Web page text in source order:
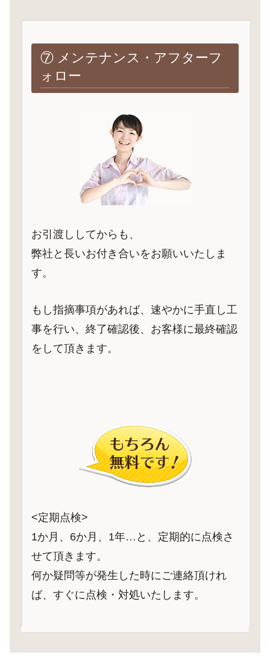
⑦ メンテナンス・アフターフ
ォロー
お引渡ししてからも、
弊社と長いお付き合いをお願いいたしま
す。
もし指摘事項があれば、速やかに手直し工
事を行い、終了確認後、お客様に最終確認
をして頂きます。
<定期点検>
1か月、6か月、1年…と、定期的に点検さ
せて頂きます。
何か疑問等が発生した時にご連絡頂けれ
ば、すぐに点検・対処いたします。